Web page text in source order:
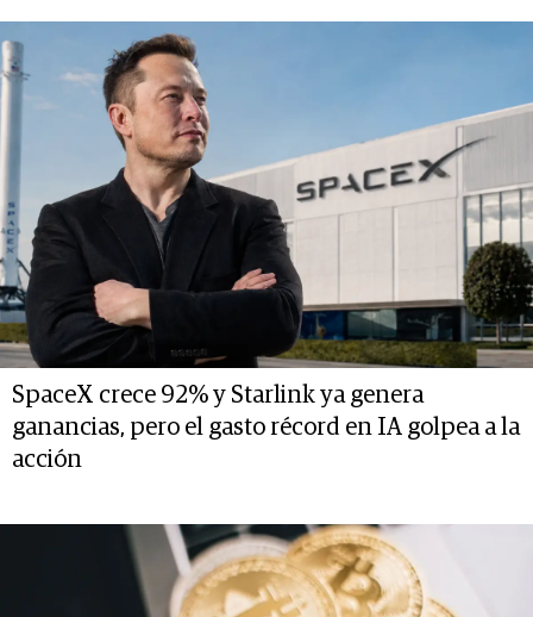
SpaceX crece 92% y Starlink ya genera
ganancias, pero el gasto récord en IA golpea a la
acción